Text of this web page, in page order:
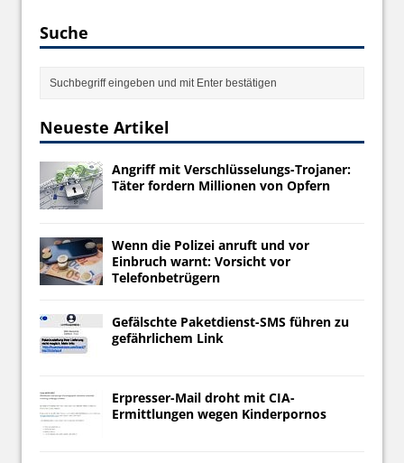
Suche
Neueste Artikel
Angriff mit Verschlüsselungs-Trojaner:
Täter fordern Millionen von Opfern
Wenn die Polizei anruft und vor
Einbruch warnt: Vorsicht vor
Telefonbetrügern
Gefälschte Paketdienst-SMS führen zu
gefährlichem Link
Erpresser-Mail droht mit CIA-
Ermittlungen wegen Kinderpornos